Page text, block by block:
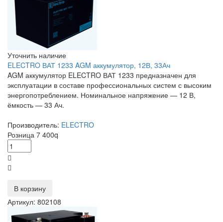
Уточнить наличие
ELECTRO ВАТ 1233 AGM аккумулятор, 12В, 33Ач
AGM аккумулятор ELECTRO ВАТ 1233 предназначен для
эксплуатации в составе профессиональных систем с высоким
энергопотреблением. Номинальное напряжение — 12 В,
ёмкость — 33 Ач.
Производитель: ELECTRO
Розница 7 400q
В корзину
Артикул: 802108